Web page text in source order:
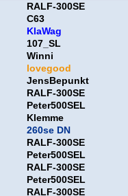
RALF-300SE
C63
KlaWag
107_SL
Winni
lovegood
JensBepunkt
RALF-300SE
Peter500SEL
Klemme
260se DN
RALF-300SE
Peter500SEL
RALF-300SE
Peter500SEL
RALF-300SE